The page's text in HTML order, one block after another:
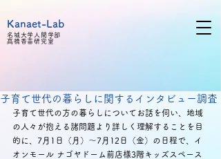
Kanaet-Lab
名城大学人間学部
髙橋 香苗研究室
子育て世代の暮らしに関するインタビュー調査
子育て世代の方の暮らしについてお話を伺い、地域
の人々が抱える諸問題より詳しく理解することを目
的に、7月1日（月）〜7月12日（金）の日程で、イ
オンモール ナゴヤドーム前店様3階キッズスペース